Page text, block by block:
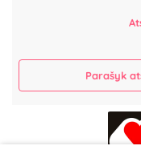
Parašyk